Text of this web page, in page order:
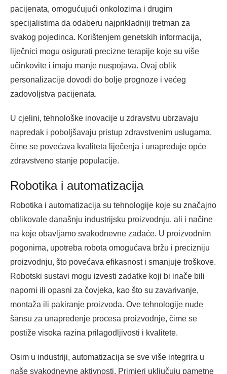
pacijenata, omogućujući onkolozima i drugim
specijalistima da odaberu najprikladniji tretman za
svakog pojedinca. Korištenjem genetskih informacija,
liječnici mogu osigurati precizne terapije koje su više
učinkovite i imaju manje nuspojava. Ovaj oblik
personalizacije dovodi do bolje prognoze i većeg
zadovoljstva pacijenata.
U cjelini, tehnološke inovacije u zdravstvu ubrzavaju
napredak i poboljšavaju pristup zdravstvenim uslugama,
čime se povećava kvaliteta liječenja i unapređuje opće
zdravstveno stanje populacije.
Robotika i automatizacija
Robotika i automatizacija su tehnologije koje su značajno
oblikovale današnju industrijsku proizvodnju, ali i načine
na koje obavljamo svakodnevne zadaće. U proizvodnim
pogonima, upotreba robota omogućava bržu i precizniju
proizvodnju, što povećava efikasnost i smanjuje troškove.
Robotski sustavi mogu izvesti zadatke koji bi inače bili
naporni ili opasni za čovjeka, kao što su zavarivanje,
montaža ili pakiranje proizvoda. Ove tehnologije nude
šansu za unapređenje procesa proizvodnje, čime se
postiže visoka razina prilagodljivosti i kvalitete.
Osim u industriji, automatizacija se sve više integrira u
naše svakodnevne aktivnosti. Primjeri uključuju pametne